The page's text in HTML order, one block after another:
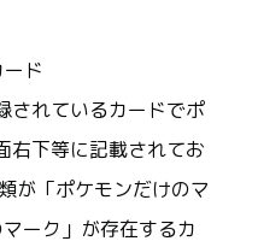
ド
されているカードでポ
右下等に記載されてお
が「ポケモンだけのマ
ーク」が存在するカ